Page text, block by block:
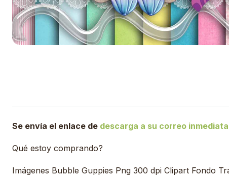
Se envía el enlace de descarga a su correo
Qué estoy comprando?
Imágenes Bubble Guppies Png 300 dpi Clipart Fondo